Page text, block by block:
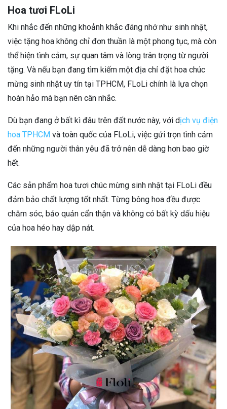
Hoa tươi FLoLi
Khi nhắc đến những khoảnh khắc đáng nhớ như sinh nhật,
việc tặng hoa không chỉ đơn thuần là một phong tục, mà còn
thể hiện tình cảm, sự quan tâm và lòng trân trọng từ người
tặng. Và nếu bạn đang tìm kiếm một địa chỉ đặt hoa chúc
mừng sinh nhật uy tín tại TPHCM, FLoLi chính là lựa chọn
hoàn hảo mà bạn nên cân nhắc.
Dù bạn đang ở bất kì đâu trên đất nước này, với dịch vụ điện
hoa TPHCM và toàn quốc của FLoLi, việc gửi trọn tình cảm
đến những người thân yêu đã trở nên dễ dàng hơn bao giờ
hết.
Các sản phẩm hoa tươi chúc mừng sinh nhật tại FLoLi đều
đảm bảo chất lượng tốt nhất. Từng bông hoa đều được
chăm sóc, bảo quản cẩn thận và không có bất kỳ dấu hiệu
của hoa héo hay dập nát.